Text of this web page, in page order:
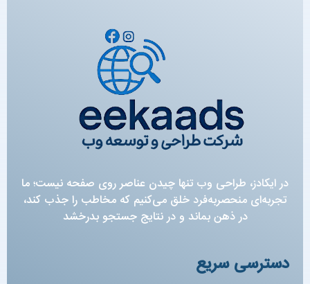
در ایکادز، طراحی وب تنها چیدن عناصر روی صفحه نیست؛ ما
تجربه‌ای منحصربه‌فرد خلق می‌کنیم که مخاطب را جذب کند،
در ذهن بماند و در نتایج جستجو بدرخشد
دسترسی سریع